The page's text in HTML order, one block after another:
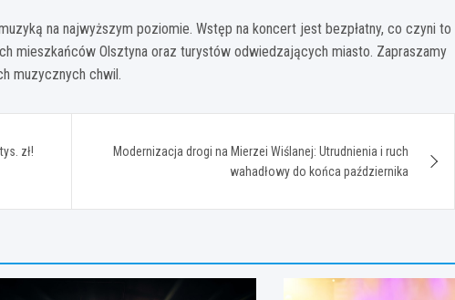
na najwyższym poziomie. Wstęp na koncert jest bezpłatny, co czyni to
mieszkańców Olsztyna oraz turystów odwiedzających miasto. Zapraszamy
muzycznych chwil.
zł!
Modernizacja drogi na Mierzei Wiślanej: Utrudnienia i ruch
wahadłowy do końca października